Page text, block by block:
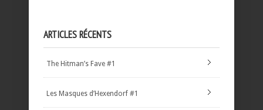
ARTICLES RÉCENTS
The Hitman’s Fave #1
Les Masques d’Hexendorf #1